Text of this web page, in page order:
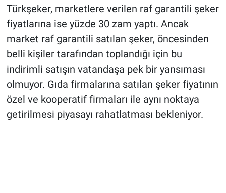
Türkşeker, marketlere verilen raf garantili şeker
fiyatlarına ise yüzde 30 zam yaptı. Ancak
market raf garantili satılan şeker, öncesinden
belli kişiler tarafından toplandığı için bu
indirimli satışın vatandaşa pek bir yansıması
olmuyor. Gıda firmalarına satılan şeker fiyatının
özel ve kooperatif firmaları ile aynı noktaya
getirilmesi piyasayı rahatlatması bekleniyor.